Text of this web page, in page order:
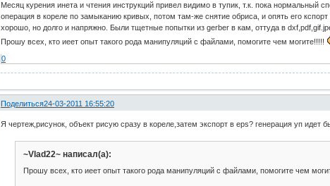
Месяц курения инета и чтения инструкций привел видимо в тупик, т.к. пока нормальный
операция в кореле по замыканию кривых, потом там-же снятие обриса, и опять его
хорошо, но долго и напряжно. Были тщетные попытки из gerber в кам, оттуда в
Прошу всех, кто иеет опыт такого рода манипуляций с файлами, помогите чем могите!!!!!
0
Поделиться24-03-2011 16:55:20
Я чертеж,рисунок, объект рисую сразу в кореле,затем экспорт в eps? генерация уп идет
~Vlad22~ написал(а):
Прошу всех, кто иеет опыт такого рода манипуляций с файлами, помогите чем